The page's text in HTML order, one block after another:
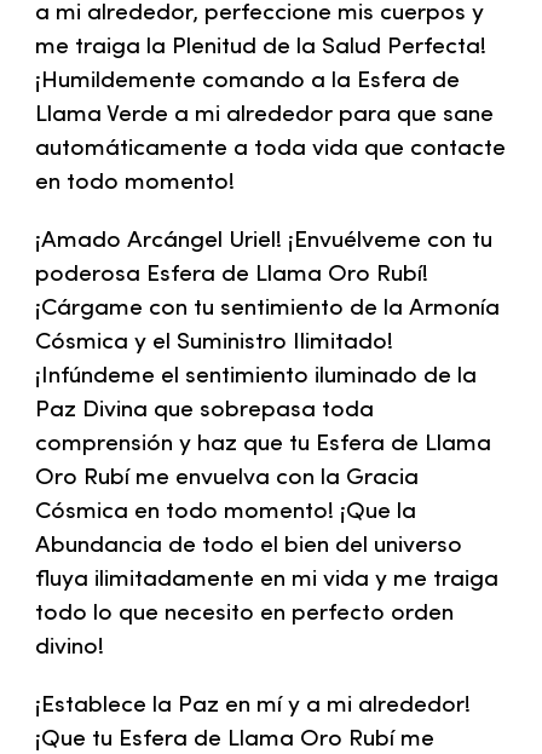
a mi alrededor, perfeccione mis cuerpos y
me traiga la Plenitud de la Salud Perfecta!
¡Humildemente comando a la Esfera de
Llama Verde a mi alrededor para que sane
automáticamente a toda vida que contacte
en todo momento!
¡Amado Arcángel Uriel! ¡Envuélveme con tu
poderosa Esfera de Llama Oro Rubí!
¡Cárgame con tu sentimiento de la Armonía
Cósmica y el Suministro Ilimitado!
¡Infúndeme el sentimiento iluminado de la
Paz Divina que sobrepasa toda
comprensión y haz que tu Esfera de Llama
Oro Rubí me envuelva con la Gracia
Cósmica en todo momento! ¡Que la
Abundancia de todo el bien del universo
fluya ilimitadamente en mi vida y me traiga
todo lo que necesito en perfecto orden
divino!
¡Establece la Paz en mí y a mi alrededor!
¡Que tu Esfera de Llama Oro Rubí me